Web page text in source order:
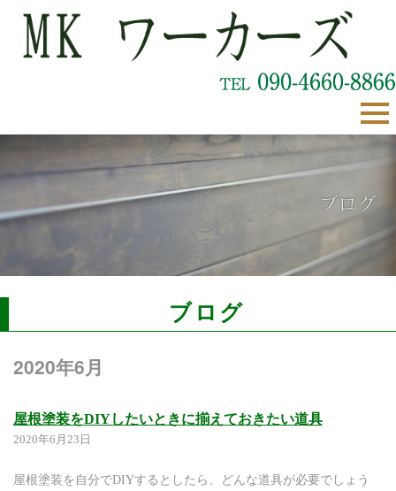
ブログ
2020年6月
屋根塗装をDIYしたいときに揃えておきたい道具
2020年6月23日
屋根塗装を自分でDIYするとしたら、どんな道具が必要でしょう